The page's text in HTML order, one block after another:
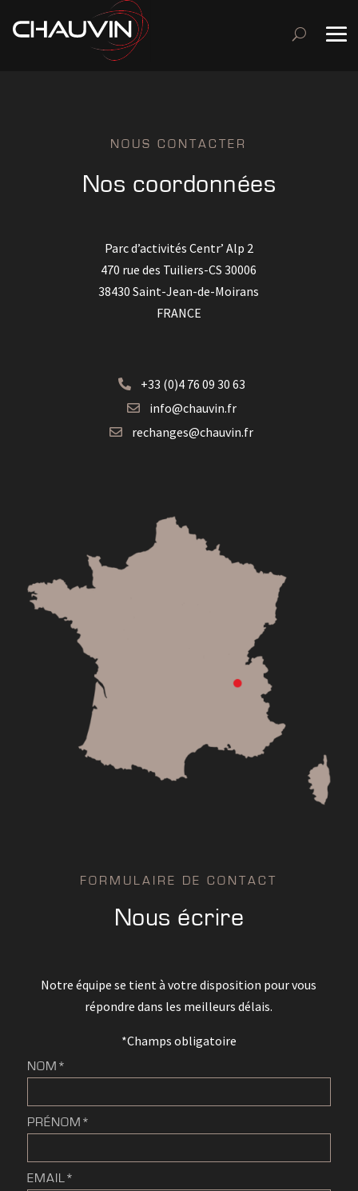
NOUS CONTACTER
Nos coordonnées
Parc d’activités Centr’ Alp 2
470 rue des Tuiliers-CS 30006
38430 Saint-Jean-de-Moirans
FRANCE
 +33 (0)4 76 09 30 63
 info@chauvin.fr
 rechanges@chauvin.fr
FORMULAIRE DE CONTACT
Nous écrire
Notre équipe se tient à votre disposition pour vous
répondre dans les meilleurs délais.
*Champs obligatoire
NOM*
PRÉNOM*
EMAIL*